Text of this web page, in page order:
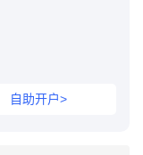
自助开户>